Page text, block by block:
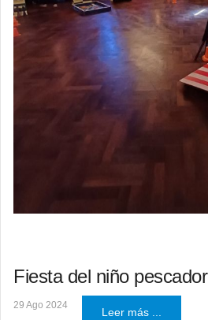
Fiesta del niño pescador
29 Ago 2024
Leer más ...